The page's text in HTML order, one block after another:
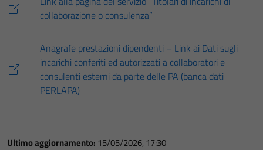
collaborazione o consulenza”
Anagrafe prestazioni dipendenti – Link ai Dati sugli
incarichi conferiti ed autorizzati a collaboratori e
consulenti esterni da parte delle PA (banca dati
PERLAPA)
Ultimo aggiornamento: 15/05/2026, 17:30